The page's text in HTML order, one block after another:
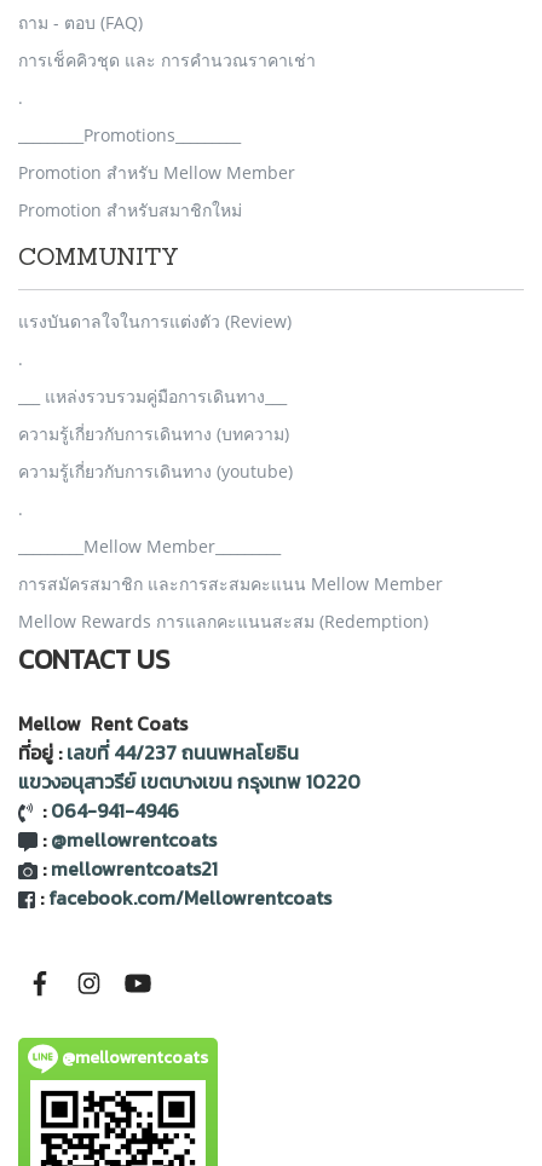
ถาม - ตอบ (FAQ)
การเช็คคิวชุด และ การคำนวณราคาเช่า
.
_________Promotions_________
Promotion สำหรับ Mellow Member
Promotion สำหรับสมาชิกใหม่
COMMUNITY
แรงบันดาลใจในการแต่งตัว (Review)
.
___ แหล่งรวบรวมคู่มือการเดินทาง___
ความรู้เกี่ยวกับการเดินทาง (บทความ)
ความรู้เกี่ยวกับการเดินทาง (youtube)
.
_________Mellow Member_________
การสมัครสมาชิก และการสะสมคะแนน Mellow Member
Mellow Rewards การแลกคะแนนสะสม (Redemption)
CONTACT US
Mellow Rent Coats
ที่อยู่ :เลขที่ 44/237 ถนนพหลโยธิน
แขวงอนุสาวรีย์ เขตบางเขน กรุงเทพ 10220
:064-941-4946
:@mellowrentcoats
:mellowrentcoats21
:facebook.com/Mellowrentcoats
@mellowrentcoats